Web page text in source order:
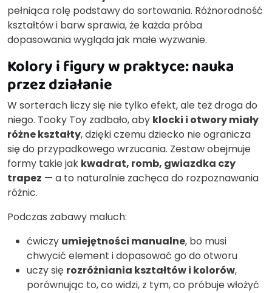
pełniąca rolę podstawy do sortowania. Różnorodność
kształtów i barw sprawia, że każda próba
dopasowania wygląda jak małe wyzwanie.
Kolory i figury w praktyce: nauka
przez działanie
W sorterach liczy się nie tylko efekt, ale też droga do
niego. Tooky Toy zadbało, aby klocki i otwory miały
różne kształty, dzięki czemu dziecko nie ogranicza
się do przypadkowego wrzucania. Zestaw obejmuje
formy takie jak kwadrat, romb, gwiazdka czy
trapez — a to naturalnie zachęca do rozpoznawania
różnic.
Podczas zabawy maluch:
ćwiczy umiejętności manualne, bo musi
chwycić element i dopasować go do otworu
uczy się rozróżniania kształtów i kolorów,
porównując to, co widzi, z tym, co próbuje włożyć